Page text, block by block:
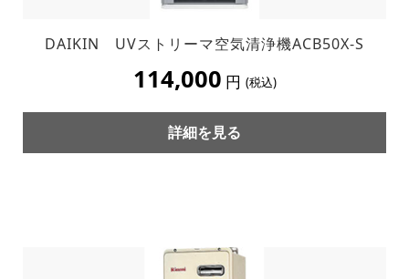
DAIKIN UVストリーマ空気清浄機ACB50X-S
114,000 円 (税込)
詳細を見る